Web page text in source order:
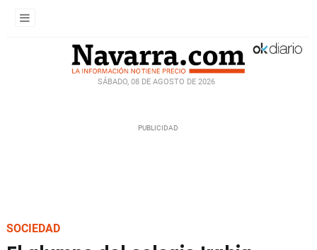
SÁBADO, 08 DE AGOSTO DE 2026
SOCIEDAD